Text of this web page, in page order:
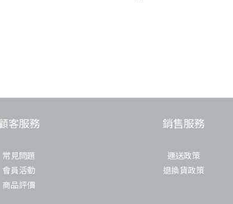
客服務
常見問題
會員活動
商品評價
銷售服務
運送政策
退換貨政策